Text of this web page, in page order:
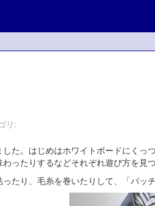
リ:
た。はじめはホワイトボードにく
ったりするなどそれぞれ遊び方を見
たり、毛糸を巻いたりして、「パッ